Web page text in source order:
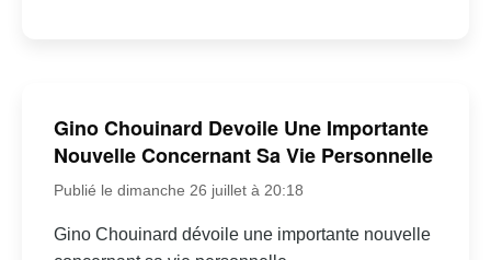
Gino Chouinard Devoile Une Importante
Nouvelle Concernant Sa Vie Personnelle
Publié le dimanche 26 juillet à 20:18
Gino Chouinard dévoile une importante nouvelle